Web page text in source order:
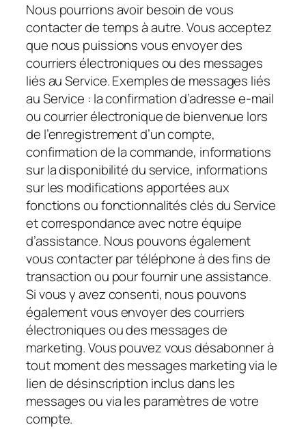
Nous pourrions avoir besoin de vous
contacter de temps à autre. Vous acceptez
que nous puissions vous envoyer des
courriers électroniques ou des messages
liés au Service. Exemples de messages liés
au Service : la confirmation d’adresse e-mail
ou courrier électronique de bienvenue lors
de l’enregistrement d’un compte,
confirmation de la commande, informations
sur la disponibilité du service, informations
sur les modifications apportées aux
fonctions ou fonctionnalités clés du Service
et correspondance avec notre équipe
d’assistance. Nous pouvons également
vous contacter par téléphone à des fins de
transaction ou pour fournir une assistance.
Si vous y avez consenti, nous pouvons
également vous envoyer des courriers
électroniques ou des messages de
marketing. Vous pouvez vous désabonner à
tout moment des messages marketing via le
lien de désinscription inclus dans les
messages ou via les paramètres de votre
compte.